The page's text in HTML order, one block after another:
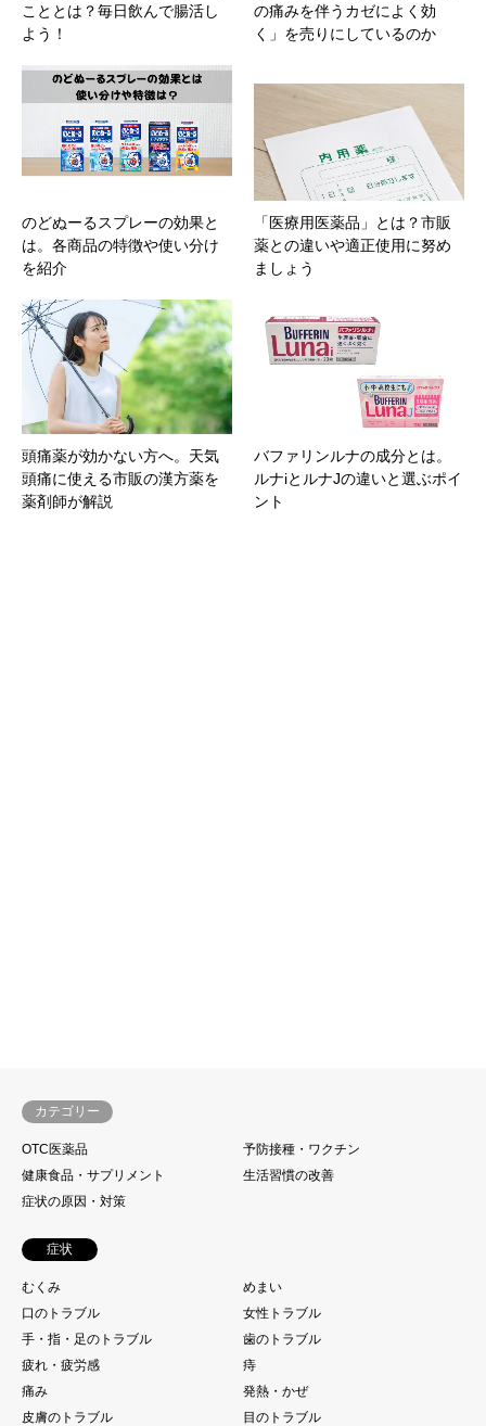
こととは？毎日飲んで腸活し
よう！
の痛みを伴うカゼによく効
く」を売りにしているのか
のどぬーるスプレーの効果と
は。各商品の特徴や使い分け
を紹介
「医療用医薬品」とは？市販
薬との違いや適正使用に努め
ましょう
頭痛薬が効かない方へ。天気
頭痛に使える市販の漢方薬を
薬剤師が解説
バファリンルナの成分とは。
ルナiとルナJの違いと選ぶポイ
ント
カテゴリー
OTC医薬品
予防接種・ワクチン
健康食品・サプリメント
生活習慣の改善
症状の原因・対策
症状
むくみ
めまい
口のトラブル
女性トラブル
手・指・足のトラブル
歯のトラブル
疲れ・疲労感
痔
痛み
発熱・かぜ
皮膚のトラブル
目のトラブル